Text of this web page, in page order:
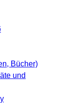
Bücher)
und